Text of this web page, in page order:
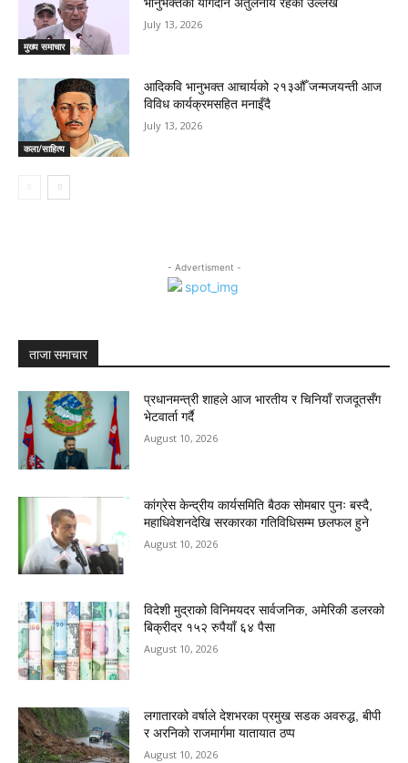
मुख्य समाचार
July 13, 2026
कला/साहित्य
आदिकवि भानुभक्त आचार्यको २१३औँ जन्मजयन्ती आज
विविध कार्यक्रमसहित मनाइँदै
July 13, 2026
- Advertisment -
ताजा समाचार
प्रधानमन्त्री शाहले आज भारतीय र चिनियाँ राजदूतसँग
भेटवार्ता गर्दै
August 10, 2026
कांग्रेस केन्द्रीय कार्यसमिति बैठक सोमबार पुनः बस्दै,
महाधिवेशनदेखि सरकारका गतिविधिसम्म छलफल हुने
August 10, 2026
विदेशी मुद्राको विनिमयदर सार्वजनिक, अमेरिकी डलरको
बिक्रीदर १५२ रुपैयाँ ६४ पैसा
August 10, 2026
लगातारको वर्षाले देशभरका प्रमुख सडक अवरुद्ध, बीपी
र अरनिको राजमार्गमा यातायात ठप्प
August 10, 2026